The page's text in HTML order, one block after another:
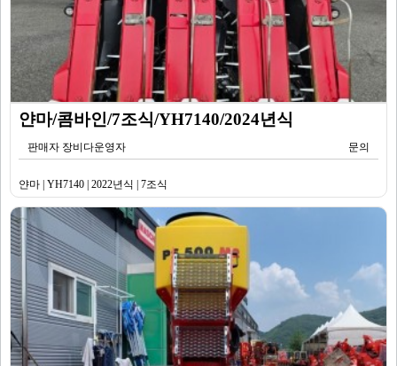
얀마/콤바인/7조식/YH7140/2024년식
판매자 장비다운영자 문의
얀마 | YH7140 | 2022년식 | 7조식